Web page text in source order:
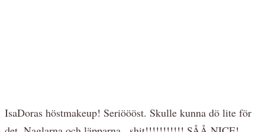
IsaDoras höstmakeup! Seriöööst. Skulle kunna dö lite för